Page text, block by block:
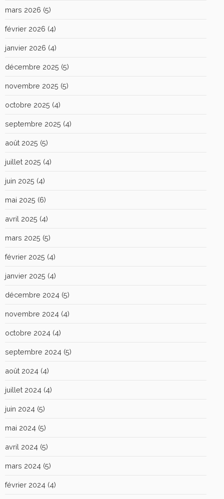
mars 2026 (5)
février 2026 (4)
janvier 2026 (4)
décembre 2025 (5)
novembre 2025 (5)
octobre 2025 (4)
septembre 2025 (4)
août 2025 (5)
juillet 2025 (4)
juin 2025 (4)
mai 2025 (6)
avril 2025 (4)
mars 2025 (5)
février 2025 (4)
janvier 2025 (4)
décembre 2024 (5)
novembre 2024 (4)
octobre 2024 (4)
septembre 2024 (5)
août 2024 (4)
juillet 2024 (4)
juin 2024 (5)
mai 2024 (5)
avril 2024 (5)
mars 2024 (5)
février 2024 (4)